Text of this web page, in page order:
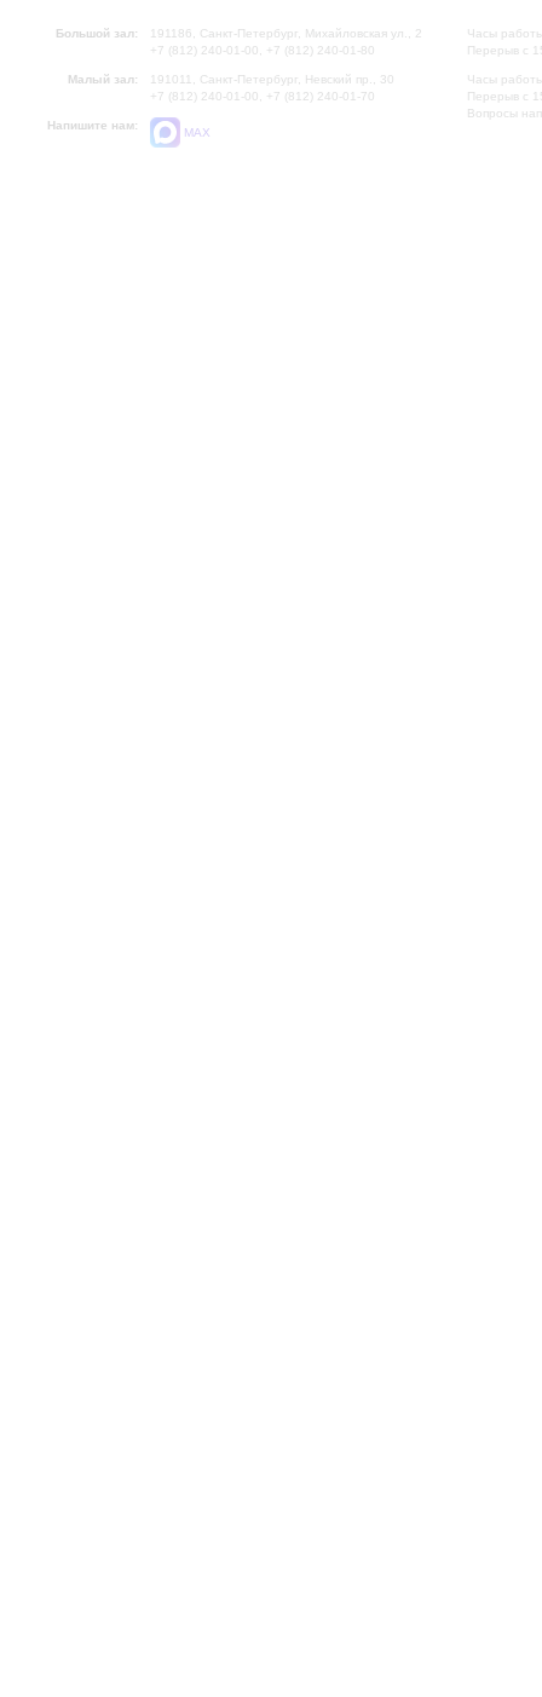
Большой зал:
191186, Санкт-Петербург, Михайловская ул., 2
+7 (812) 240-01-00, +7 (812) 240-01-80
Малый зал:
191011, Санкт-Петербург, Невский пр., 30
+7 (812) 240-01-00, +7 (812) 240-01-70
Напишите нам:
MAX
Часы
Перерыв с
Часы
Перерыв с
Вопросы